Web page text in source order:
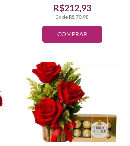
COMPRAR
3x de R$ 70,98
R$212,93